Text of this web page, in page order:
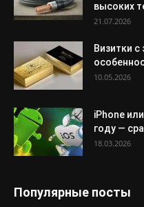
высоких
21.07.2026
Визитки
10.05.2026
iPhone
году —
18.03.2026
Популярные посты